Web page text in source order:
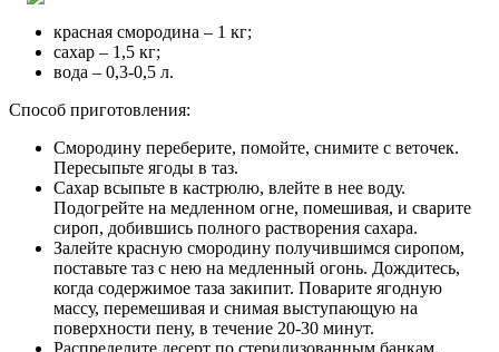
красная смородина – 1 кг;
сахар – 1,5 кг;
вода – 0,3-0,5 л.
Способ приготовления:
Смородину переберите, помойте, снимите с веточек.
Пересыпьте ягоды в таз.
Сахар всыпьте в кастрюлю, влейте в нее воду.
Подогрейте на медленном огне, помешивая, и сварите
сироп, добившись полного растворения сахара.
Залейте красную смородину получившимся сиропом,
поставьте таз с нею на медленный огонь. Дождитесь,
когда содержимое таза закипит. Поварите ягодную
массу, перемешивая и снимая выступающую на
поверхности пену, в течение 20-30 минут.